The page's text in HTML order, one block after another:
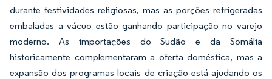
durante festividades religiosas, mas as porções refrigeradas
embaladas a vácuo estão ganhando participação no varejo
moderno. As importações do Sudão e da Somália
historicamente complementaram a oferta doméstica, mas a
expansão dos programas locais de criação está ajudando os